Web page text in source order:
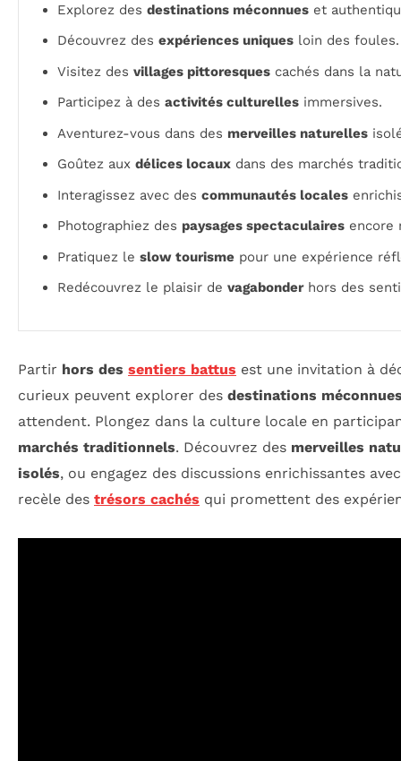
Explorez des destinations méconnues et
Découvrez des expériences uniques loin des foules.
Visitez des villages pittoresques cachés dans la
Participez à des activités culturelles immersives.
Aventurez-vous dans des merveilles naturelles
Goûtez aux délices locaux dans des marchés
Interagissez avec des communautés locales
Photographiez des paysages spectaculaires encore
Pratiquez le slow tourisme pour une expérience
Redécouvrez le plaisir de vagabonderhors des
Partir hors des sentiers battus est une invitation à
curieux peuvent explorer des destinations
attendent. Plongez dans la culture locale en
marchés traditionnels. Découvrez des merveilles
isolés, ou engagez des discussions enrichissantes
recèle des trésors cachés qui promettent des